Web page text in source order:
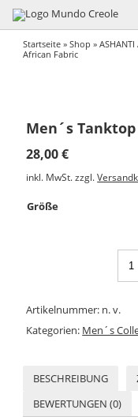
Startseite »Shop »
African Fabric
Men´s
28,00€
inkl. MwSt. zzgl.
Größe
Artikelnummer: n. v.
Kategorien: Men´s
BESCHREIBUNG
BEWERTUNGEN (0)